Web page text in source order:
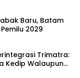
Baru, Batam
2029
Trimatra:
Kedip Walaupun